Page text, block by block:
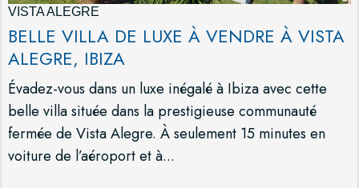
VISTA ALEGRE
BELLE VILLA DE LUXE À VENDRE À VISTA
ALEGRE, IBIZA
Évadez-vous dans un luxe inégalé à Ibiza avec cette
belle villa située dans la prestigieuse communauté
fermée de Vista Alegre. À seulement 15 minutes en
voiture de l’aéroport et à...